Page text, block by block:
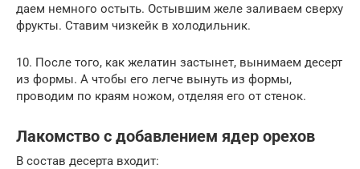
даем немного остыть. Остывшим желе заливаем сверху
фрукты. Ставим чизкейк в холодильник.
10. После того, как желатин застынет, вынимаем десерт
из формы. А чтобы его легче вынуть из формы,
проводим по краям ножом, отделяя его от стенок.
Лакомство с добавлением ядер орехов
В состав десерта входит: